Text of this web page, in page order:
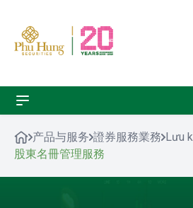
产品与服务 證券服務業務 Lưu
股東名冊管理服務